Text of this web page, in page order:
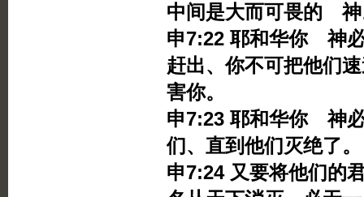
中间是大而可畏的
申7:22 耶和华你 神
赶出、你不可把他们
害你。
申7:23 耶和华你 神
们、直到他们灭绝了。
申7:24 又要将他们的